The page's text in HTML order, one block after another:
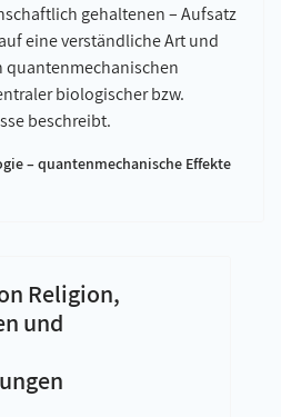
gehaltenen – Aufsatz
eine verständliche Art und
quantenmechanischen
biologischer bzw.
beschreibt.
– quantenmechanische Effekte
Religion,
und